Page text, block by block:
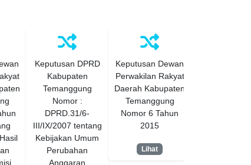
Keputusan DPRD
Kabupaten
Temanggung
Nomor :
DPRD.31/6-
III/IX/2007 tentang
Kebijakan Umum
Perubahan
Anggaran
Keputusan Dewan
Perwakilan Rakyat
Daerah Kabupaten
Temanggung
Nomor 6 Tahun
2015
Lihat